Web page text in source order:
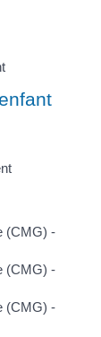
(CMG) -
(CMG) -
(CMG) -